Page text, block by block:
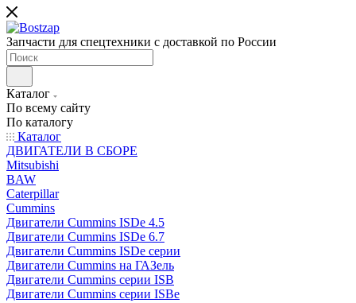
Запчасти для спецтехники с доставкой по России
Каталог
По всему сайту
По каталогу
Каталог
ДВИГАТЕЛИ В СБОРЕ
Mitsubishi
BAW
Caterpillar
Cummins
Двигатели Cummins ISDe 4.5
Двигатели Cummins ISDe 6.7
Двигатели Cummins ISDe серии
Двигатели Cummins на ГАЗель
Двигатели Cummins серии ISB
Двигатели Cummins серии ISBe